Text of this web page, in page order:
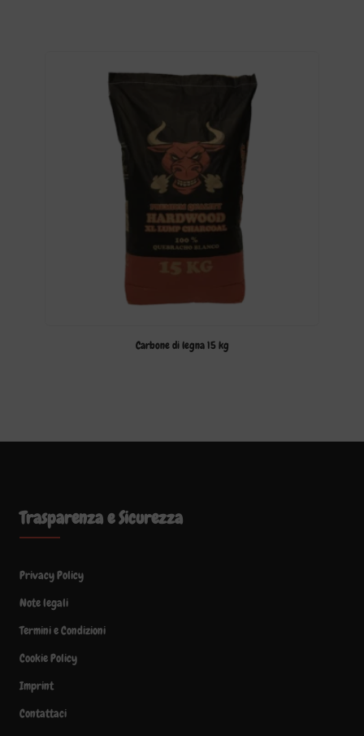
Carbone di legna 15 kg
Trasparenza e Sicurezza
Privacy Policy
Note legali
Termini e Condizioni
Cookie Policy
Imprint
Contattaci